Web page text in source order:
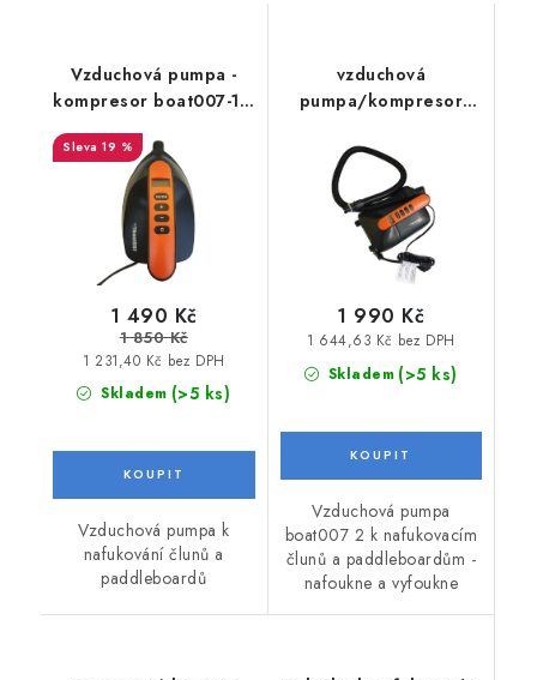
Vzduchová pumpa -
kompresor boat007-1 k
nafukování člunů a
paddleboardů
19 %
Skladem (>5 ks)
1 231,40 Kč bez DPH
1 490 Kč
1 850 Kč
Vzduchová pumpa k
nafukování člunů a
paddleboardů
vzduchová
pumpa/kompresor
Skladem (>5 ks)
1 644,63 Kč bez DPH
1 990 Kč
Vzduchová pumpa
boat007 2 k nafukovacím
člunů a paddleboardům -
nafoukne a vyfoukne